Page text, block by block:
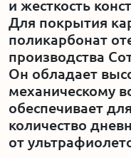
и жесткость
Для покрытия
поликарбонат
производства
Он обладает
механическому
обеспечивает
количество
от